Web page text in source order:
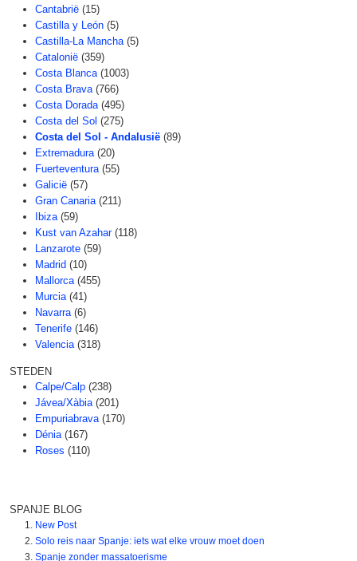
Cantabrië (15)
Castilla y León (5)
Castilla-La Mancha (5)
Catalonië (359)
Costa Blanca (1003)
Costa Brava (766)
Costa Dorada (495)
Costa del Sol (275)
Costa del Sol - Andalusië (89)
Extremadura (20)
Fuerteventura (55)
Galicië (57)
Gran Canaria (211)
Ibiza (59)
Kust van Azahar (118)
Lanzarote (59)
Madrid (10)
Mallorca (455)
Murcia (41)
Navarra (6)
Tenerife (146)
Valencia (318)
STEDEN
Calpe/Calp (238)
Jávea/Xàbia (201)
Empuriabrava (170)
Dénia (167)
Roses (110)
SPANJE BLOG
New Post
Solo reis naar Spanje: iets wat elke vrouw moet doen
Spanje zonder massatoerisme